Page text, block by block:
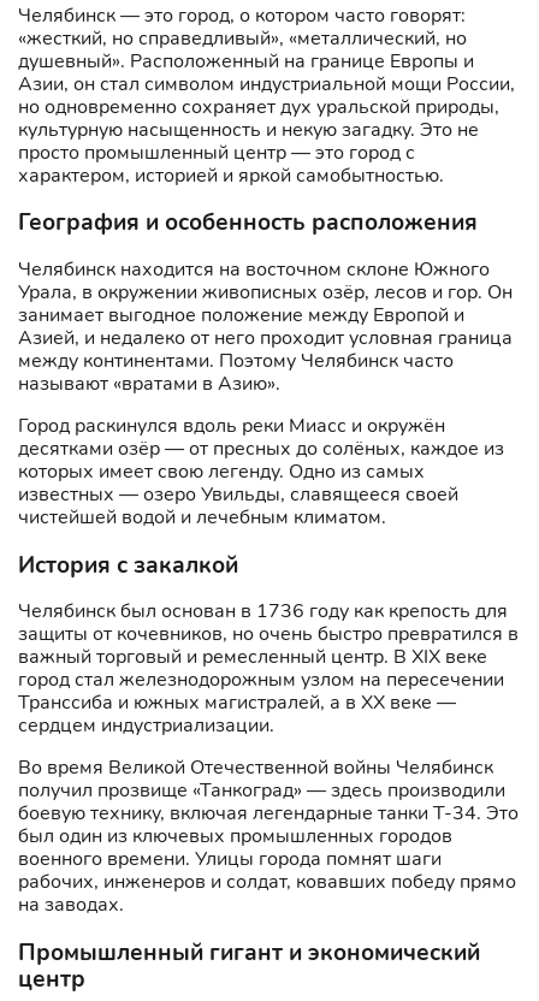
Челябинск — это город, о котором часто говорят:
«жесткий, но справедливый», «металлический, но
душевный». Расположенный на границе Европы и
Азии, он стал символом индустриальной мощи России,
но одновременно сохраняет дух уральской природы,
культурную насыщенность и некую загадку. Это не
просто промышленный центр — это город с
характером, историей и яркой самобытностью.
География и особенность расположения
Челябинск находится на восточном склоне Южного
Урала, в окружении живописных озёр, лесов и гор. Он
занимает выгодное положение между Европой и
Азией, и недалеко от него проходит условная граница
между континентами. Поэтому Челябинск часто
называют «вратами в Азию».
Город раскинулся вдоль реки Миасс и окружён
десятками озёр — от пресных до солёных, каждое из
которых имеет свою легенду. Одно из самых
известных — озеро Увильды, славящееся своей
чистейшей водой и лечебным климатом.
История с закалкой
Челябинск был основан в 1736 году как крепость для
защиты от кочевников, но очень быстро превратился в
важный торговый и ремесленный центр. В XIX веке
город стал железнодорожным узлом на пересечении
Транссиба и южных магистралей, а в XX веке —
сердцем индустриализации.
Во время Великой Отечественной войны Челябинск
получил прозвище «Танкоград» — здесь производили
боевую технику, включая легендарные танки Т-34. Это
был один из ключевых промышленных городов
военного времени. Улицы города помнят шаги
рабочих, инженеров и солдат, ковавших победу прямо
на заводах.
Промышленный гигант и экономический
центр